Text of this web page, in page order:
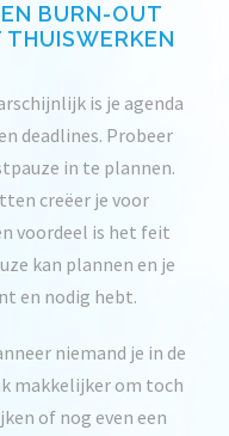
BURN-OUT
THUISWERKEN
is je agenda
deadlines. Probeer
in te plannen.
creëer je voor
voordeel is het feit
kan plannen en je
en nodig hebt.
niemand je in de
makkelijker om toch
of nog even een